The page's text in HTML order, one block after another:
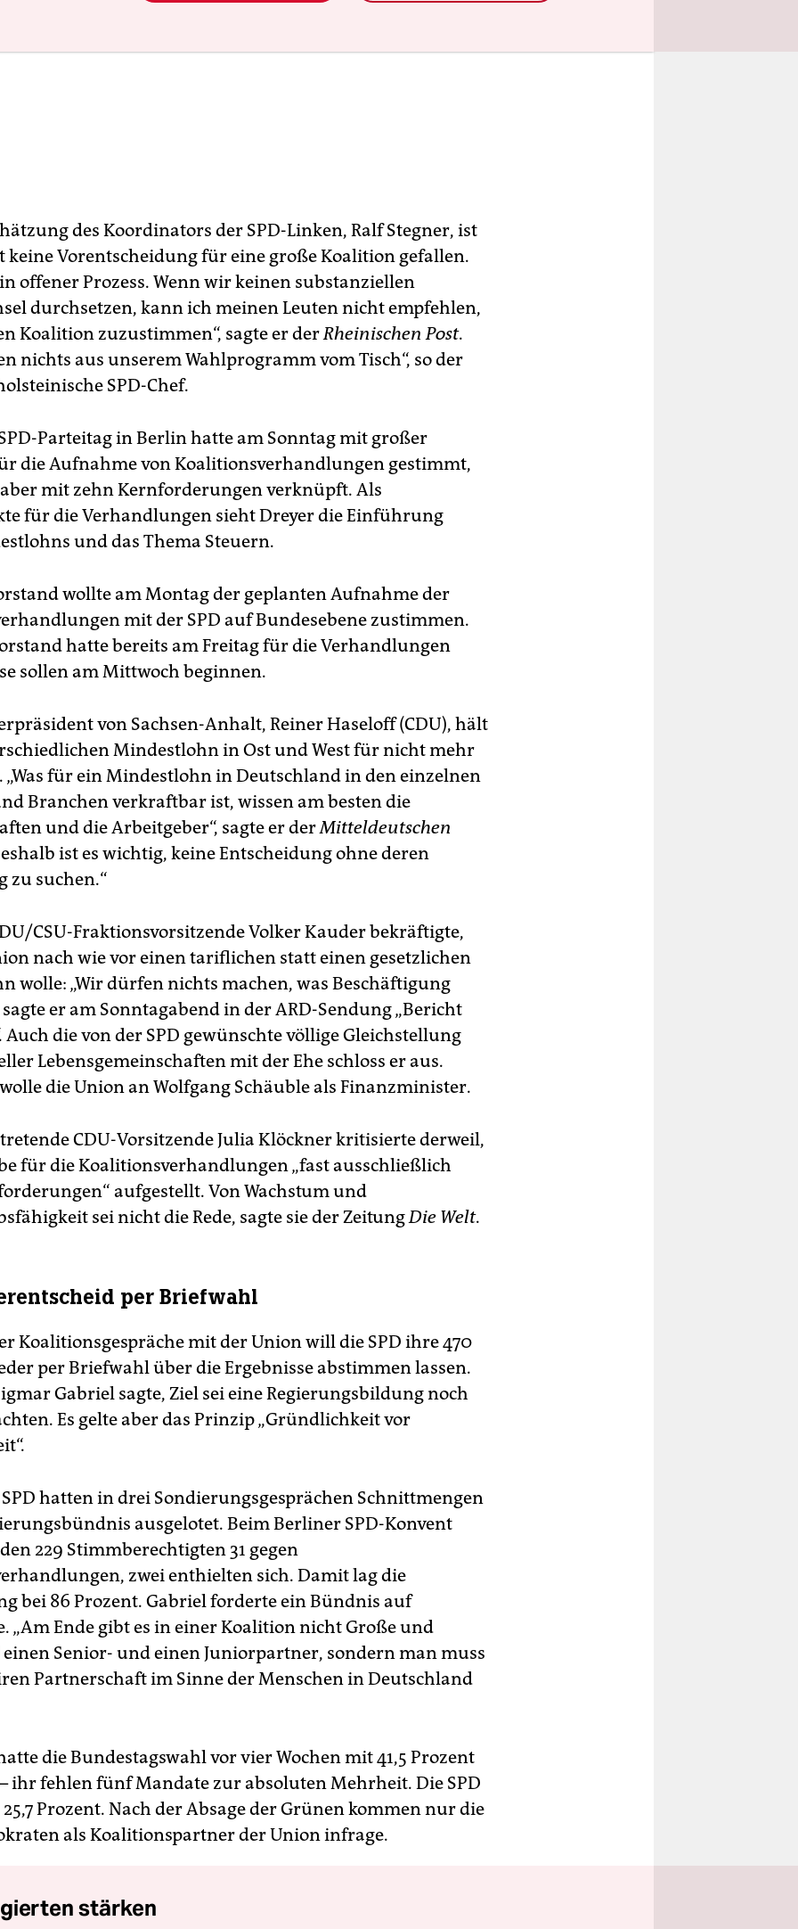
des Koordinators der SPD-Linken, Ralf Stegner, ist
keine Vorentscheidung für eine große Koalition gefallen.
offener Prozess. Wenn wir keinen substanziellen
durchsetzen, kann ich meinen Leuten nicht empfehlen,
Koalition zuzustimmen“, sagte er derRheinischen Post.
nichts aus unserem Wahlprogramm vom Tisch“, so der
SPD-Chef.
Parteitag in Berlin hatte am Sonntag mit großer
die Aufnahme von Koalitionsverhandlungen gestimmt,
mit zehn Kernforderungen verknüpft. Als
für die Verhandlungen sieht Dreyer die Einführung
und das Thema Steuern.
wollte am Montag der geplanten Aufnahme der
mit der SPD auf Bundesebene zustimmen.
hatte bereits am Freitag für die Verhandlungen
sollen am Mittwoch beginnen.
von Sachsen-Anhalt, Reiner Haseloff (CDU), hält
Mindestlohn in Ost und West für nicht mehr
„Was für ein Mindestlohn in Deutschland in den einzelnen
Branchen verkraftbar ist, wissen am besten die
und die Arbeitgeber“, sagte er derMitteldeutschen
ist es wichtig, keine Entscheidung ohne deren
zu suchen.“
CSU-Fraktionsvorsitzende Volker Kauder bekräftigte,
nach wie vor einen tariflichen statt einen gesetzlichen
wolle: „Wir dürfen nichts machen, was Beschäftigung
sagte er am Sonntagabend in der ARD-Sendung „Bericht
Auch die von der SPD gewünschte völlige Gleichstellung
Lebensgemeinschaften mit der Ehe schloss er aus.
die Union an Wolfgang Schäuble als Finanzminister.
CDU-Vorsitzende Julia Klöckner kritisierte derweil,
für die Koalitionsverhandlungen „fast ausschließlich
aufgestellt. Von Wachstum und
sei nicht die Rede, sagte sie der ZeitungDie Welt.
per Briefwahl
Koalitionsgespräche mit der Union will die SPD ihre 470
per Briefwahl über die Ergebnisse abstimmen lassen.
Gabriel sagte, Ziel sei eine Regierungsbildung noch
Es gelte aber das Prinzip „Gründlichkeit vor
hatten in drei Sondierungsgesprächen Schnittmengen
ausgelotet. Beim Berliner SPD-Konvent
229 Stimmberechtigten 31 gegen
zwei enthielten sich. Damit lag die
bei 86 Prozent. Gabriel forderte ein Bündnis auf
„Am Ende gibt es in einer Koalition nicht Große und
Senior- und einen Juniorpartner, sondern man muss
Partnerschaft im Sinne der Menschen in Deutschland
die Bundestagswahl vor vier Wochen mit 41,5 Prozent
ihr fehlen fünf Mandate zur absoluten Mehrheit. Die SPD
Prozent. Nach der Absage der Grünen kommen nur die
als Koalitionspartner der Union infrage.
stärken